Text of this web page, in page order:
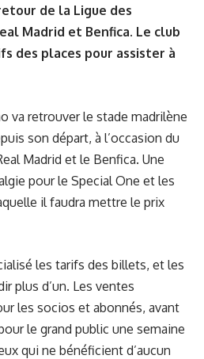
de la Ligue des
Madrid et Benfica. Le club
des places pour assister à
va retrouver le stade madrilène
son départ, à l’occasion du
Madrid et le Benfica. Une
pour le Special One et les
il faudra mettre le prix
les tarifs des billets, et les
plus d’un. Les ventes
les socios et abonnés, avant
le grand public une semaine
qui ne bénéficient d’aucun